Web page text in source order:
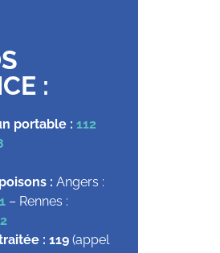
:
portable : 112
: Angers :
– Rennes :
: 119(appel